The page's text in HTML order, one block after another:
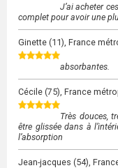
J’ai acheter
complet pour avoir une
Ginette (11), France
absorbantes.
Cécile (75), France
Très douces,
être glissée dans à
l’absorption
Jean-jacques (54),